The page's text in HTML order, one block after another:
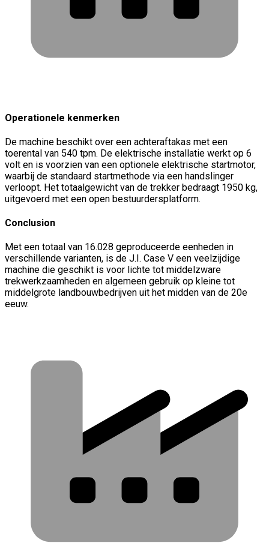
Operationele kenmerken
De machine beschikt over een achteraftakas met een
toerental van 540 tpm. De elektrische installatie werkt op 6
volt en is voorzien van een optionele elektrische startmotor,
waarbij de standaard startmethode via een handslinger
verloopt. Het totaalgewicht van de trekker bedraagt 1950 kg,
uitgevoerd met een open bestuurdersplatform.
Conclusion
Met een totaal van 16.028 geproduceerde eenheden in
verschillende varianten, is de J.I. Case V een veelzijdige
machine die geschikt is voor lichte tot middelzware
trekwerkzaamheden en algemeen gebruik op kleine tot
middelgrote landbouwbedrijven uit het midden van de 20e
eeuw.